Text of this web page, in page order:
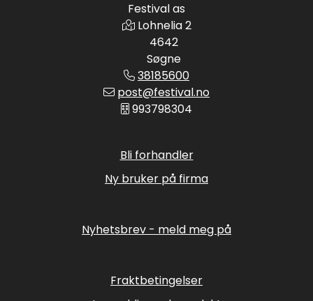
Festival as
Lohnelia 2
4642
Søgne
38185600
post@festival.no
993798304
Bli forhandler
Ny bruker på firma
Nyhetsbrev - meld meg på
Fraktbetingelser